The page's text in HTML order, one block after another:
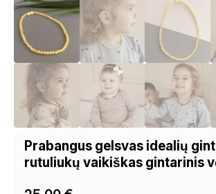
Prabangus gelsvas idealių
rutuliukų vaikiškas gintarinis